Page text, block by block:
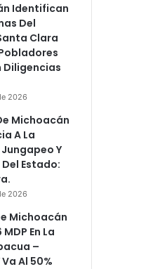
Identifican
Del
Clara
Diligencias
2026
Michoacán
A La
Y
Estado:
2026
Michoacán
En La
–
Al 50%